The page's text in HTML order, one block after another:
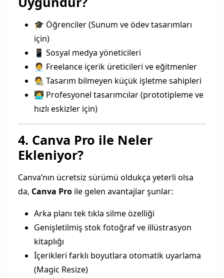
🎓 Öğrenciler (Sunum ve ödev tasarımları
için)
📱 Sosyal medya yöneticileri
🧑‍💼 Freelance içerik üreticileri ve eğitmenler
🧑‍🎨 Tasarım bilmeyen küçük işletme sahipleri
👩‍💻 Profesyonel tasarımcılar (prototipleme ve
hızlı eskizler için)
4. Canva Pro ile Neler
Ekleniyor?
Canva’nın ücretsiz sürümü oldukça yeterli olsa
da, Canva Pro ile gelen avantajlar şunlar:
Arka planı tek tıkla silme özelliği
Genişletilmiş stok fotoğraf ve illüstrasyon
kitaplığı
İçerikleri farklı boyutlara otomatik uyarlama
(Magic Resize)